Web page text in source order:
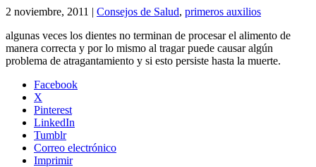
2 noviembre, 2011 | Consejos de Salud, primeros auxilios
algunas veces los dientes no terminan de procesar el alimento de
manera correcta y por lo mismo al tragar puede causar algún
problema de atragantamiento y si esto persiste hasta la muerte.
Facebook
X
Pinterest
LinkedIn
Tumblr
Correo electrónico
Imprimir